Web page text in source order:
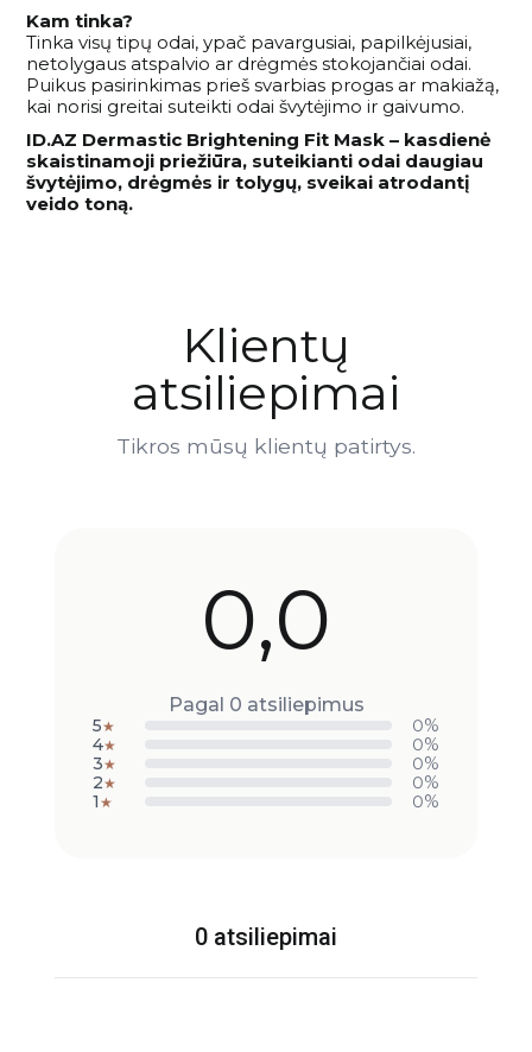
Kam tinka?
Tinka visų tipų odai, ypač pavargusiai, papilkėjusiai,
netolygaus atspalvio ar drėgmės stokojančiai odai.
Puikus pasirinkimas prieš svarbias progas ar makiažą,
kai norisi greitai suteikti odai švytėjimo ir gaivumo.
ID.AZ Dermastic Brightening Fit Mask – kasdienė
skaistinamoji priežiūra, suteikianti odai daugiau
švytėjimo, drėgmės ir tolygų, sveikai atrodantį
veido toną.
Klientų
atsiliepimai
Tikros mūsų klientų patirtys.
0,0
Pagal 0 atsiliepimus
5★
0%
4★
0%
3★
0%
2★
0%
1 ★ 0%
0 atsiliepimai